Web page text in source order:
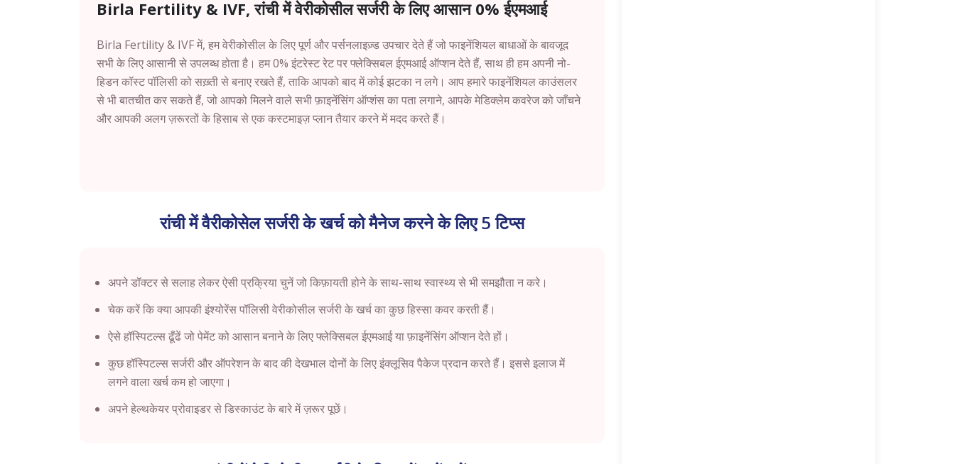
Birla Fertility & IVF, रांची में वेरीकोसील सर्जरी के लिए आसान 0% ईएमआई
Birla Fertility & IVF में, हम वेरीकोसील के लिए पूर्ण और पर्सनलाइज़्ड उपचार देते हैं जो फाइनेंशियल बाधाओं के बावजूद
सभी के लिए आसानी से उपलब्ध होता है। हम 0% इंटरेस्ट रेट पर फ्लेक्सिबल ईएमआई ऑप्शन देते हैं, साथ ही हम अपनी नो-
हिडन कॉस्ट पॉलिसी को सख़्ती से बनाए रखते हैं, ताकि आपको बाद में कोई झटका न लगे। आप हमारे फाइनेंशियल काउंसलर
से भी बातचीत कर सकते हैं, जो आपको मिलने वाले सभी फ़ाइनेंसिंग ऑप्शंस का पता लगाने, आपके मेडिक्लेम कवरेज को जाँचने
और आपकी अलग ज़रूरतों के हिसाब से एक कस्टमाइज़ प्लान तैयार करने में मदद करते हैं।
रांची में वैरीकोसेल सर्जरी के खर्च को मैनेज करने के लिए 5 टिप्स
अपने डॉक्टर से सलाह लेकर ऐसी प्रक्रिया चुनें जो किफ़ायती होने के साथ-साथ स्वास्थ्य से भी समझौता न करे।
चेक करें कि क्या आपकी इंश्योरेंस पॉलिसी वेरीकोसील सर्जरी के खर्च का कुछ हिस्सा कवर करती हैं।
ऐसे हॉस्पिटल्स ढूँढें जो पेमेंट को आसान बनाने के लिए फ्लेक्सिबल ईएमआई या फ़ाइनेंसिंग ऑप्शन देते हों।
कुछ हॉस्पिटल्स सर्जरी और ऑपरेशन के बाद की देखभाल दोनों के लिए इंक्लूसिव पैकेज प्रदान करते हैं। इससे इलाज में
लगने वाला खर्च कम हो जाएगा।
अपने हेल्थकेयर प्रोवाइडर से डिस्काउंट के बारे में ज़रूर पूछें।